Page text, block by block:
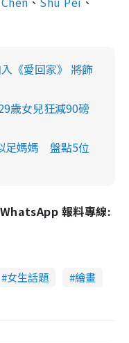
《愛回家》 將飾
歲女兒狂減90磅
足媽媽 盤點5位
報料專線:
女生話題
繪畫